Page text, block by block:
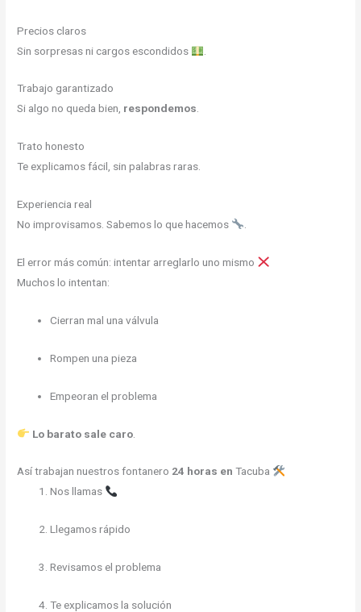
Precios claros
Sin sorpresas ni cargos escondidos
Trabajo garantizado
Si algo no queda bien, respondemos.
Trato honesto
Te explicamos fácil, sin palabras raras.
Experiencia real
No improvisamos. Sabemos lo que hacemos
El error más común: intentar arreglarlo uno mismo
Muchos lo intentan:
Cierran mal una válvula
Rompen una pieza
Empeoran el problema
Lo barato sale caro.
Así trabajan nuestros fontanero 24 horas en Tacuba
Nos llamas
Llegamos rápido
Revisamos el problema
Te explicamos la solución